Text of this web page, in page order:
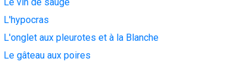
L'hypocras
L'onglet aux pleurotes et à la Blanche
Le gâteau aux poires